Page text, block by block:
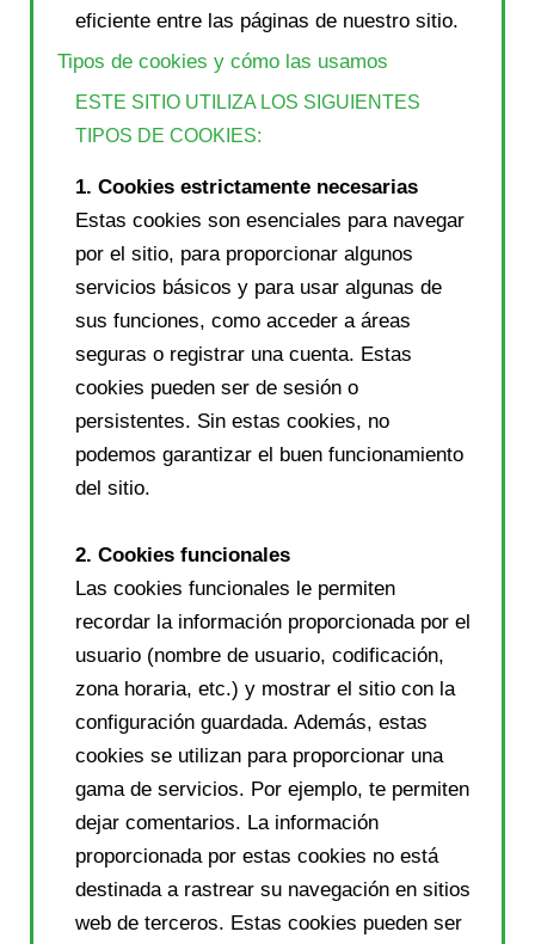
eficiente entre las páginas de nuestro sitio.
Tipos de cookies y cómo las usamos
ESTE SITIO UTILIZA LOS SIGUIENTES
TIPOS DE COOKIES:
1. Cookies estrictamente necesarias
Estas cookies son esenciales para navegar
por el sitio, para proporcionar algunos
servicios básicos y para usar algunas de
sus funciones, como acceder a áreas
seguras o registrar una cuenta. Estas
cookies pueden ser de sesión o
persistentes. Sin estas cookies, no
podemos garantizar el buen funcionamiento
del sitio.
2. Cookies funcionales
Las cookies funcionales le permiten
recordar la información proporcionada por el
usuario (nombre de usuario, codificación,
zona horaria, etc.) y mostrar el sitio con la
configuración guardada. Además, estas
cookies se utilizan para proporcionar una
gama de servicios. Por ejemplo, te permiten
dejar comentarios. La información
proporcionada por estas cookies no está
destinada a rastrear su navegación en sitios
web de terceros. Estas cookies pueden ser